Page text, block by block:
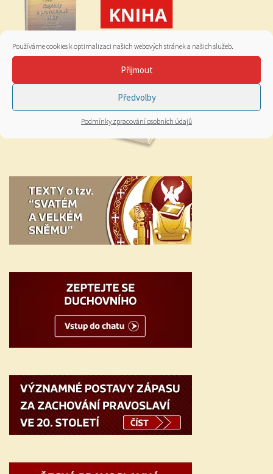
Používáme cookies k optimalizaci našich webových stránek a našich služeb.
Přijmout
Předvolby
Podmínky zpracování osobních údajů